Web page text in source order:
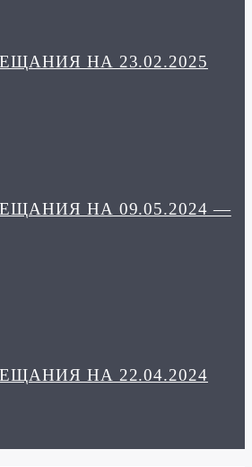
НА 23.02.2025
НА 09.05.2024 —
НА 22.04.2024